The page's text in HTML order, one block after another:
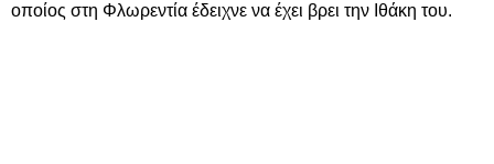
οποίος στη Φλωρεντία έδειχνε να έχει βρει την Ιθάκη του.